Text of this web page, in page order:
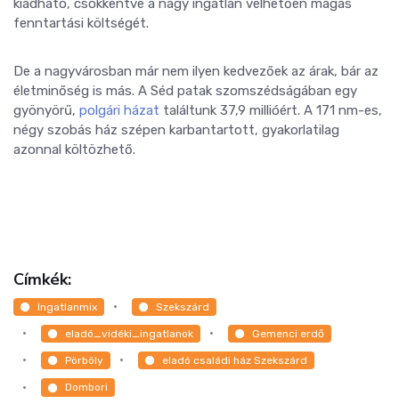
kiadható, csökkentve a nagy ingatlan vélhetően magas
fenntartási költségét.
De a nagyvárosban már nem ilyen kedvezőek az árak, bár az
életminőség is más. A Séd patak szomszédságában egy
gyönyörű, polgári házat találtunk 37,9 millióért. A 171 nm-es,
négy szobás ház szépen karbantartott, gyakorlatilag
azonnal költözhető.
Címkék:
Ingatlanmix Szekszárd
eladó_vidéki_ingatlanok Gemenci erdő
Pörböly eladó családi ház Szekszárd
Dombori